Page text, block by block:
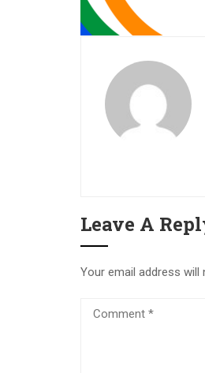
Leave A
Your email address will